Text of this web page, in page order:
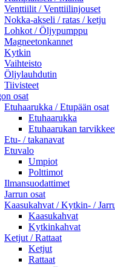
Venttiilit / Venttiilinjouset
Nokka-akseli / ratas / ketju
Lohkot / Öljypumppu
Magneetonkannet
Kytkin
Vaihteisto
Öljylauhdutin
Tiivisteet
osat
Etuhaarukka / Etupään osat
Etuhaarukka
Etuhaarukan
Etu- / takanavat
Etuvalo
Umpiot
Polttimot
Ilmansuodattimet
Jarrun osat
Kaasukahvat / Kytkin- /
Kaasukahvat
Kytkinkahvat
Ketjut / Rattaat
Ketjut
Rattaat